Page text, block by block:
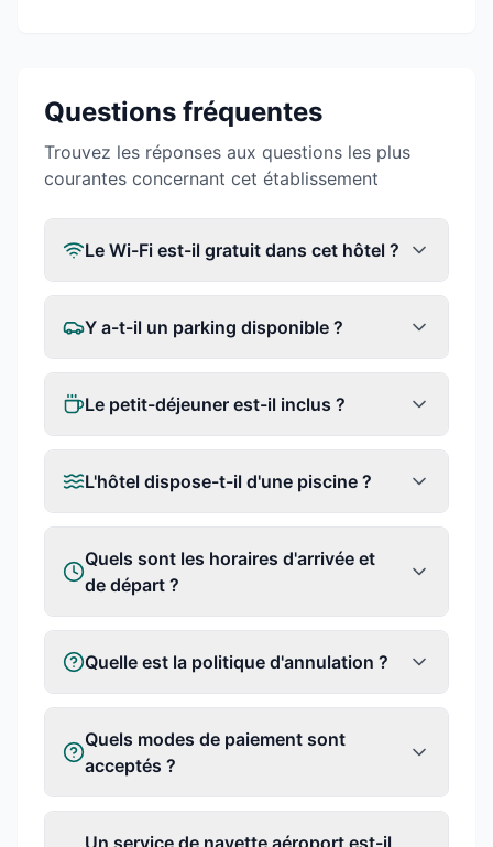
Questions fréquentes
Trouvez les réponses aux questions les plus
courantes concernant cet établissement
Le Wi-Fi est-il gratuit dans cet hôtel ?
Y a-t-il un parking disponible ?
Le petit-déjeuner est-il inclus ?
L'hôtel dispose-t-il d'une piscine ?
Quels sont les horaires d'arrivée et
de départ ?
Quelle est la politique d'annulation ?
Quels modes de paiement sont
acceptés ?
Un service de navette aéroport est-il